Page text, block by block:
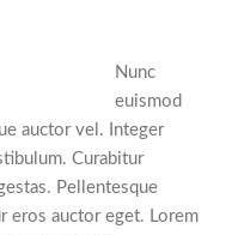
Nunc
euismod
auctor vel. Integer
Curabitur
Pellentesque
eros auctor eget. Lorem